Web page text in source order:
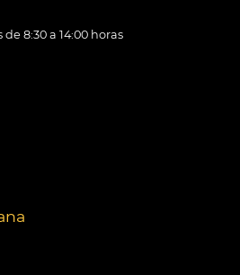
8:30 a 14:00 horas